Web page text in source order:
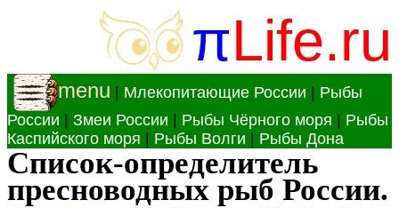
πLife.ru
menu Млекопитающие России
Рыбы
России
Змеи России Рыбы Чёрного моря
Рыбы
Каспийского моря
Рыбы Волги Рыбы Дона
Список-определитель
пресноводных рыб России.